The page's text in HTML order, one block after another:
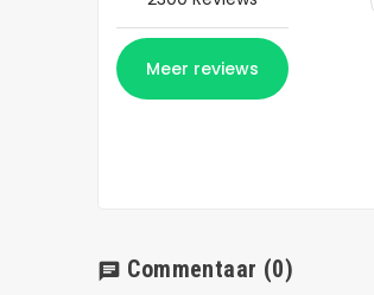
chat Commentaar (0)